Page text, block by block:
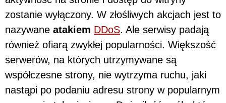
zostanie wyłączony. W złośliwych akcjach jest to
nazywane atakiem DDoS. Ale serwisy padają
również ofiarą zwykłej popularności. Większość
serwerów, na których utrzymywane są
współczesne strony, nie wytrzyma ruchu, jaki
nastąpi po podaniu adresu strony w popularnym